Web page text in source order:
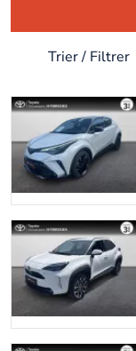
Trier / Filtrer